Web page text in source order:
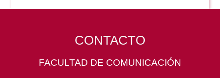
CONTACTO
FACULTAD DE COMUNICACIÓN